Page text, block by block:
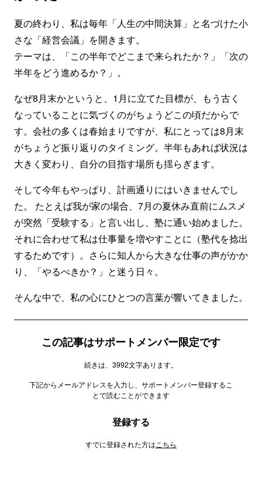
夏の終わり、私は毎年「人生の中間決算」と名づけた小
さな「経営会議」を開きます。
テーマは、「この半年でどこまで来られたか？」「次の
半年をどう進めるか？」。
なぜ8月末かというと、1月に立てた目標が、もう古く
なっていることに気づくのがちょうどこの頃だからで
す。会社の多くは春始まりですが、私にとっては8月末
がちょうど振り返りのタイミング。半年もあれば状況は
大きく変わり、自分の目指す場所も揺らぎます。
そして今年もやっぱり、計画通りにはいきませんでし
た。 たとえば我が家の場合、7月の夏休み直前にムスメ
が突然「受験する」と言い出し、塾に通い始めました。
それに合わせて私は仕事量を増やすことに（塾代を捻出
するためです）。さらに知人から大きな仕事の声がかか
り、「やるべきか？」と迷う日々。
そんな中で、私の心にひとつの言葉が響いてきました。
この記事はサポートメンバー限定です
続きは、3992文字あります。
下記からメールアドレスを入力し、サポートメンバー登録するこ
とで読むことができます
登録する
すでに登録された方は こちら